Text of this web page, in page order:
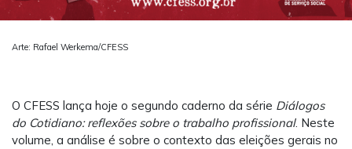
Arte: Rafael Werkema/CFESS
O CFESS lança hoje o segundo caderno da série Diálogos
do Cotidiano: reflexões sobre o trabalho profissional. Neste
volume, a análise é sobre o contexto das eleições gerais no